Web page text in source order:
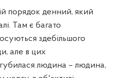
порядок денний, який
Там є багато
здебільшого
але в цих
людина – людина,